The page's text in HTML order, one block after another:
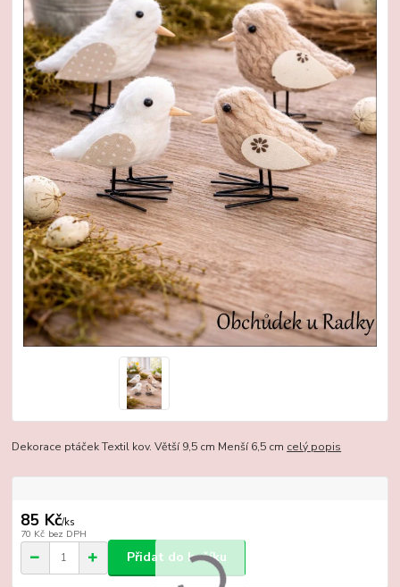
Dekorace ptáček Textil kov. Větší 9,5 cm Menší 6,5 cm celý popis
85 Kč/ks
70 Kč bez DPH
Přidat do košíku